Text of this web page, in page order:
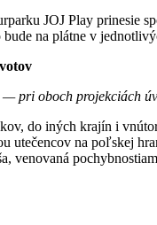
JOJ Play prinesie
na plátne v
pri oboch projekciách
do iných krajín i
utečencov na poľskej
venovaná